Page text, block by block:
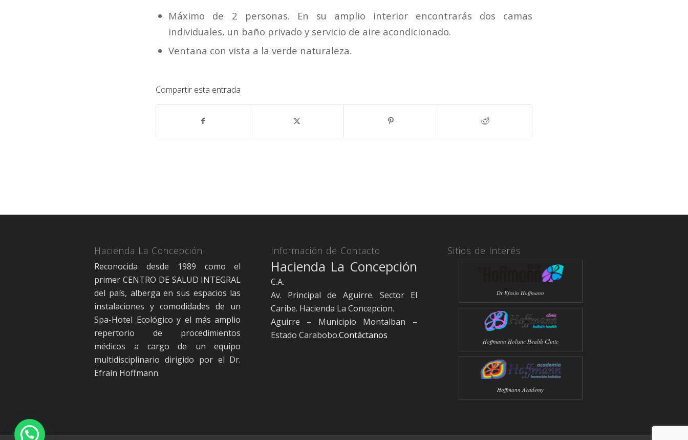
Máximo de 2 personas. En su amplio interior encontrarás dos camas
individuales, un baño privado y servicio de aire acondicionado.
Ventana con vista a la verde naturaleza.
Compartir esta entrada
Hacienda La Concepción
Reconocida desde 1989 como el
primer CENTRO DE SALUD INTEGRAL
del país, alberga en sus espacios las
instalaciones y comodidades de un
Spa-Hotel Ecológico y el más amplio
repertorio de procedimientos
médicos a cargo de un equipo
multidisciplinario dirigido por el Dr.
Efraín Hoffmann.
Información de Contacto
Hacienda La Concepción
C.A.
Av. Principal de Aguirre. Sector El
Caribe. Hacienda La Concepcion.
Aguirre – Municipio Montalban –
Estado Carabobo.Contáctanos
Sitios de Interés
Dr Efraín Hoffmann
Hoffmann Holistic Health Clinic
Hoffmann Academy